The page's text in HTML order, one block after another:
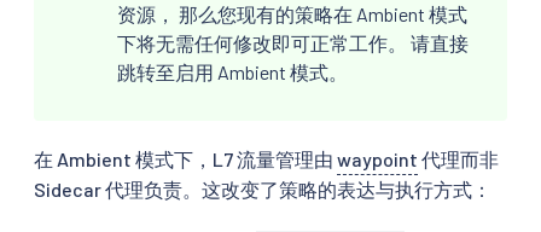
资源， 那么您现有的策略在 Ambient 模式
下将无需任何修改即可正常工作。 请直接
跳转至启用 Ambient 模式。
在 Ambient 模式下，L7 流量管理由 waypoint 代理而非
Sidecar 代理负责。这改变了策略的表达与执行方式：